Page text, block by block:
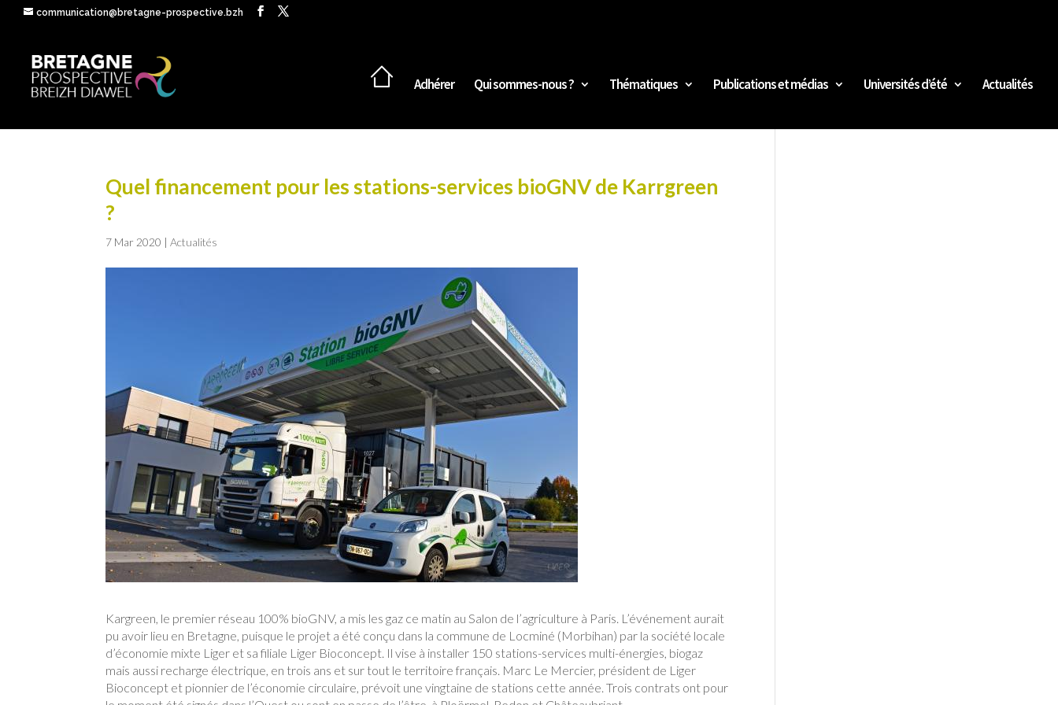
communication@bretagne-prospective.bzh
Adhérer Qui sommes-nous ? Thématiques Publications et médias Universités d’été Actualités
Quel financement pour les stations-services bioGNV de Karrgreen
?
7 Mar 2020 |Actualités
Kargreen, le premier réseau 100% bioGNV, a mis les gaz ce matin au Salon de l’agriculture à Paris. L’événement aurait
pu avoir lieu en Bretagne, puisque le projet a été conçu dans la commune de Locminé (Morbihan) par la société locale
d’économie mixte Liger et sa filiale Liger Bioconcept. Il vise à installer 150 stations-services multi-énergies, biogaz
mais aussi recharge électrique, en trois ans et sur tout le territoire français. Marc Le Mercier, président de Liger
Bioconcept et pionnier de l’économie circulaire, prévoit une vingtaine de stations cette année. Trois contrats ont pour